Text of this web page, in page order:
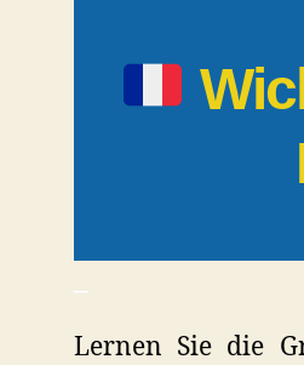
Lernen Sie die